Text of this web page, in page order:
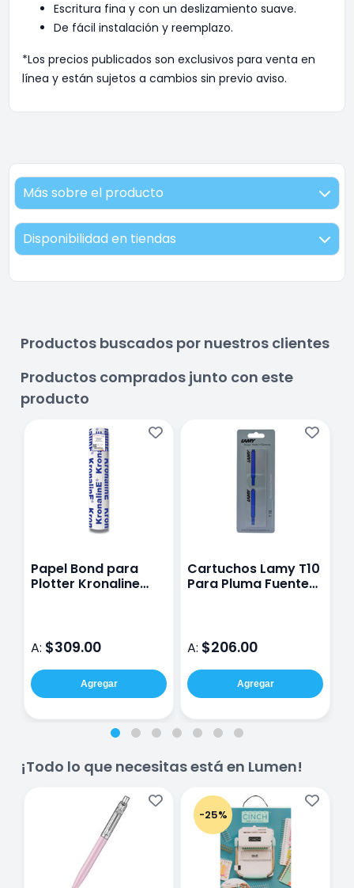
Escritura fina y con un deslizamiento suave.
De fácil instalación y reemplazo.
*Los precios publicados son exclusivos para venta en
línea y están sujetos a cambios sin previo aviso.
Más sobre el producto
Disponibilidad en tiendas
Productos buscados por nuestros clientes
Productos comprados junto con este
producto
Papel Bond para
Plotter Kronaline
A: $309.00
Agregar
Cartuchos Lamy T10
Para Pluma Fuente
A: $206.00
Agregar
¡Todo lo que necesitas está en Lumen!
-25%